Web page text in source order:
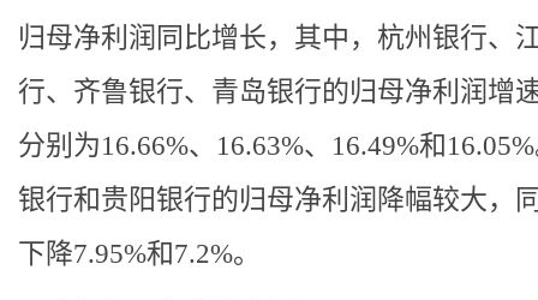
归母净利润同比增长，其中，杭州银行、
行、齐鲁银行、青岛银行的归母净利润增
分别为16.66%、16.63%、16.49%和
银行和贵阳银行的归母净利润降幅较大，
下降7.95%和7.2%。